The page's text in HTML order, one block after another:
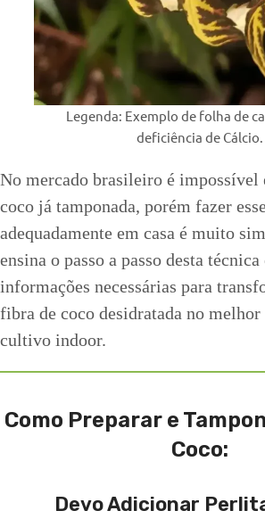
Legenda: Exemplo de folha de
deficiência de Cálcio.
No mercado brasileiro é impossível
coco já tamponada, porém fazer
adequadamente em casa é muito
ensina o passo a passo desta
informações necessárias para
fibra de coco desidratada no melhor
cultivo indoor.
Como Preparar e
Coco:
Devo Adicionar